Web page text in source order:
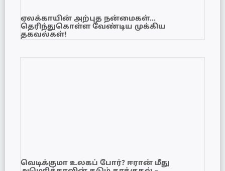
ஏலக்காயின் அற்புத நன்மைகள்…
தெரிந்துகொள்ள வேண்டிய முக்கிய
தகவல்கள்!
வெடிக்குமா உலகப் போர்? ஈரான் மீது